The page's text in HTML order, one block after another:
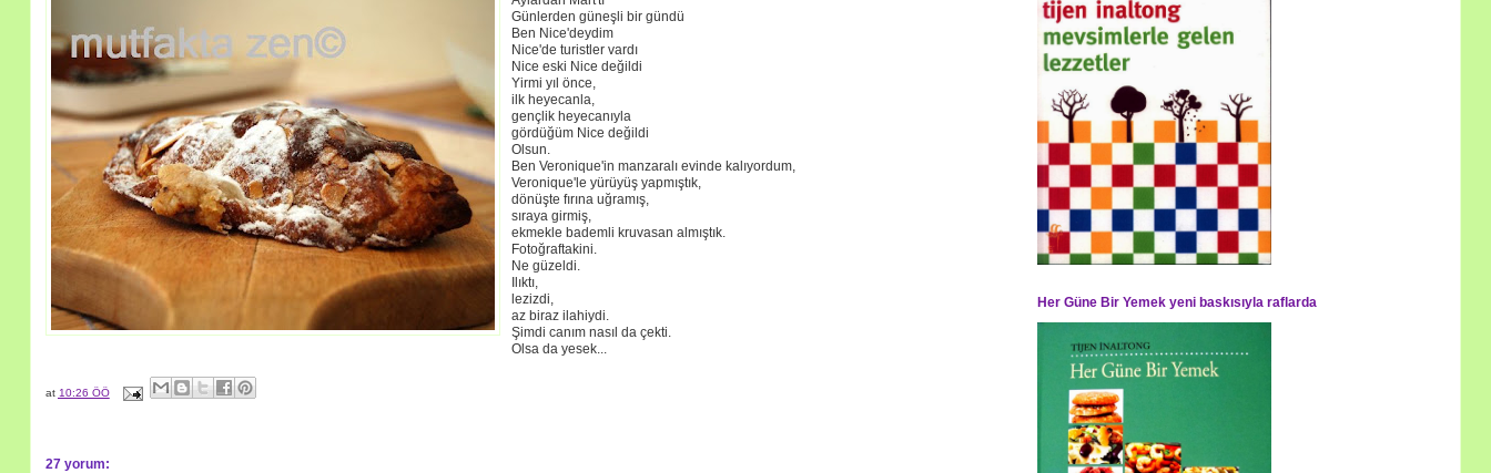
Günlerden güneşli bir gündü
Ben Nice'deydim
Nice'de turistler vardı
Nice eski Nice değildi
Yirmi yıl önce,
ilk heyecanla,
gençlik heyecanıyla
gördüğüm Nice değildi
Olsun.
Ben Veronique'in manzaralı evinde kalıyordum,
Veronique'le yürüyüş yapmıştık,
dönüşte fırına uğramış,
sıraya girmiş,
ekmekle bademli kruvasan almıştık.
Fotoğraftakini.
Ne güzeldi.
Ilıktı,
lezizdi,
az biraz ilahiydi.
Şimdi canım nasıl da çekti.
Olsa da yesek...
at 10:26 ÖÖ
27 yorum:
Her Güne Bir Yemek yeni baskısıyla raflarda